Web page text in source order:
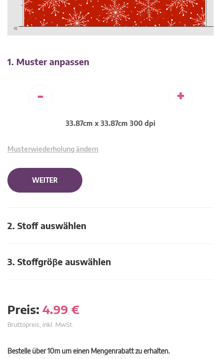
1. Muster anpassen
- +
33.87cm x 33.87cm 300 dpi
Musterwiederholung ändern
WEITER
2. Stoff auswählen
3. Stoffgröβe auswählen
Preis: 4.99 €
Bruttopreis, inkl. MwSt.
Bestelle über 10m um einen Mengenrabatt zu erhalten.